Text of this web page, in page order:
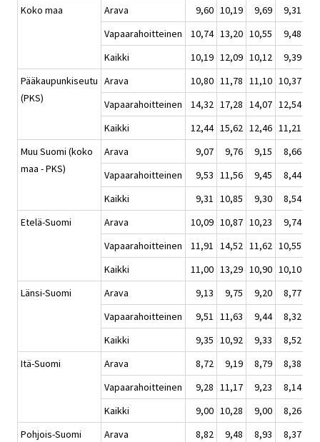
Koko maa Arava 9,60 10,19 9,69
9,31
Vapaarahoitteinen
10,74 13,20 10,55
9,48
Kaikki
10,19 12,09 10,12
9,39
Pääkaupunkiseutu
(PKS)
Arava 10,80 11,78 11,10 10,37
Vapaarahoitteinen
14,32 17,28 14,07 12,54
Kaikki
12,44 15,62 12,46 11,21
Muu Suomi (koko
maa - PKS)
Arava 9,07 9,76 9,15
8,66
Vapaarahoitteinen
9,53 11,56 9,45
8,44
Kaikki
9,31 10,85 9,30
8,54
Etelä-Suomi
Arava 10,09 10,87 10,23
9,74
Vapaarahoitteinen
11,91 14,52 11,62 10,55
Kaikki
11,00 13,29 10,90 10,10
Länsi-Suomi
Arava 9,13 9,75 9,20
8,77
Vapaarahoitteinen
9,51 11,63 9,44
8,32
Kaikki
9,35 10,92 9,33
8,52
Itä-Suomi
Arava 8,72 9,19 8,79
8,38
Vapaarahoitteinen
9,28 11,17 9,23
8,14
Kaikki
9,00 10,28 9,00
8,26
Pohjois-Suomi
Arava 8,82 9,48 8,93
8,37